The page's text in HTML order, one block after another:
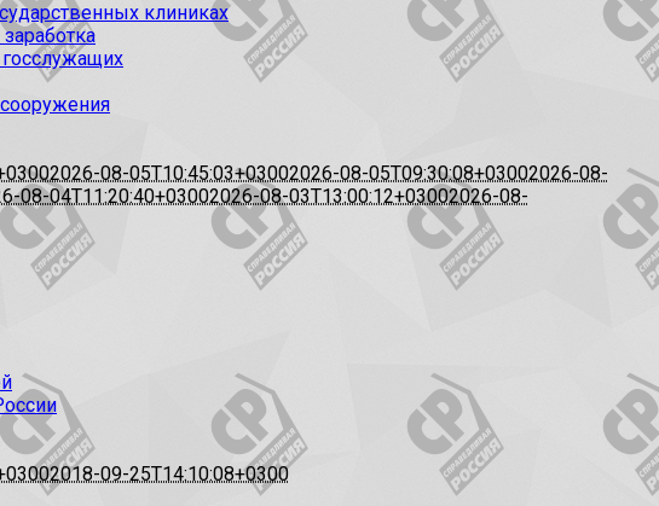
клиниках
2026-08-05T10:45:03+03002026-08-05T09:30:08+03002026-08-
08-04T11:20:40+03002026-08-03T13:00:12+03002026-08-
2018-09-25T14:10:08+0300